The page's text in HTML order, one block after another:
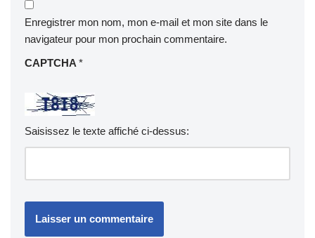
Enregistrer mon nom, mon e-mail et mon site dans le
navigateur pour mon prochain commentaire.
CAPTCHA *
Saisissez le texte affiché ci-dessus: